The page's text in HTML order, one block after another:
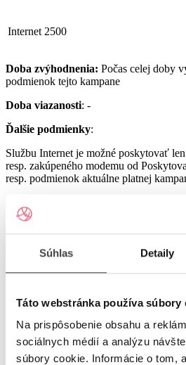
Súhlas Detaily
Táto webstránka používa súbory
Na prispôsobenie obsahu a
sociálnych médií a analýzu
súbory cookie. Informácie o tom,
Internet 2500
Doba zvýhodnenia: Počas celej doby
podmienok tejto kampane
Doba viazanosti: -
Ďalšie podmienky:
Službu Internet je možné poskytovať
resp. zakúpeného modemu od
resp. podmienok aktuálne platnej
Službu UPC Internet 1000 je možné
prenajatého resp. zakúpeného
alebo GIGA Connect Box 6 (podľa
s odbornou inštaláciou), a to v
poskytovať len s využitím prenajatého
podmienok aktuálne platnej kampane
to v lokalitách špecifikovaných v Tarife